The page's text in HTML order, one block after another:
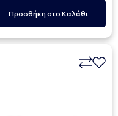
Προσθήκη στο Καλάθι